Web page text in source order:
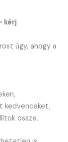
kérj
úgy, ahogy a
kedvenceket,
össze.